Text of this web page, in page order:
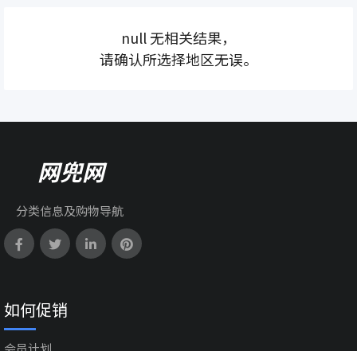
null 无相关结果，
请确认所选择地区无误。
网兜网
分类信息及购物导航
如何促销